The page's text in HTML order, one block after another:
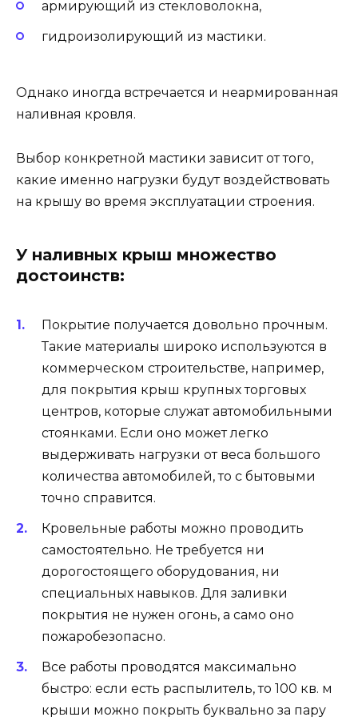
армирующий из стекловолокна,
гидроизолирующий из мастики.
Однако иногда встречается и неармированная
наливная кровля.
Выбор конкретной мастики зависит от того,
какие именно нагрузки будут воздействовать
на крышу во время эксплуатации строения.
У наливных крыш множество
достоинств:
Покрытие получается довольно прочным.
Такие материалы широко используются в
коммерческом строительстве, например,
для покрытия крыш крупных торговых
центров, которые служат автомобильными
стоянками. Если оно может легко
выдерживать нагрузки от веса большого
количества автомобилей, то с бытовыми
точно справится.
Кровельные работы можно проводить
самостоятельно. Не требуется ни
дорогостоящего оборудования, ни
специальных навыков. Для заливки
покрытия не нужен огонь, а само оно
пожаробезопасно.
Все работы проводятся максимально
быстро: если есть распылитель, то 100 кв. м
крыши можно покрыть буквально за пару